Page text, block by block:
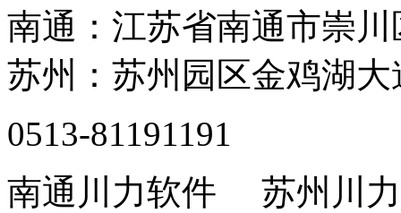
南通：江苏省南通市崇
苏州：苏州园区金鸡湖
0513-81191191
南通川力软件 苏州川